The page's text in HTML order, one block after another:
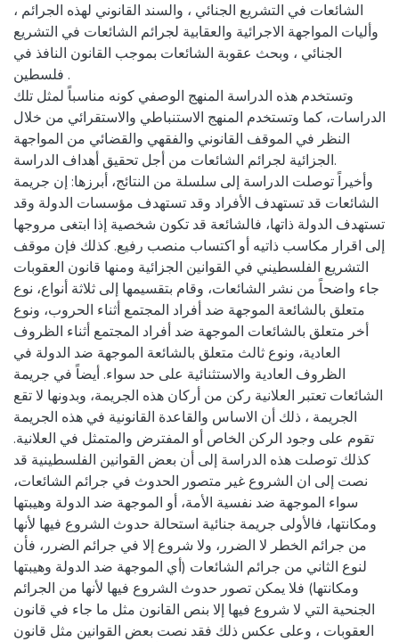
الشائعات في التشريع الجنائي ، والسند القانوني لهذه الجرائم ،
وأليات المواجهة الاجرائية والعقابية لجرائم الشائعات في التشريع
الجنائي ، وبحث عقوبة الشائعات بموجب القانون النافذ في
فلسطين .
وتستخدم هذه الدراسة المنهج الوصفي كونه مناسباً لمثل تلك
الدراسات، كما وتستخدم المنهج الاستنباطي والاستقرائي من خلال
النظر في الموقف القانوني والفقهي والقضائي من المواجهة
الجزائية لجرائم الشائعات من أجل تحقيق أهداف الدراسة.
وأخيراً توصلت الدراسة إلى سلسلة من النتائج، أبرزها: إن جريمة
الشائعات قد تستهدف الأفراد وقد تستهدف مؤسسات الدولة وقد
تستهدف الدولة ذاتها، فالشائعة قد تكون شخصية إذا ابتغى مروجها
إلى اقرار مكاسب ذاتيه أو اكتساب منصب رفيع. كذلك فإن موقف
التشريع الفلسطيني في القوانين الجزائية ومنها قانون العقوبات
جاء واضحاً من نشر الشائعات، وقام بتقسيمها إلى ثلاثة أنواع، نوع
متعلق بالشائعة الموجهة ضد أفراد المجتمع أثناء الحروب، ونوع
أخر متعلق بالشائعات الموجهة ضد أفراد المجتمع أثناء الظروف
العادية، ونوع ثالث متعلق بالشائعة الموجهة ضد الدولة في
الظروف العادية والاستثنائية على حد سواء. أيضاً في جريمة
الشائعات تعتبر العلانية ركن من أركان هذه الجريمة، وبدونها لا تقع
الجريمة ، ذلك أن الاساس والقاعدة القانونية في هذه الجريمة
تقوم على وجود الركن الخاص أو المفترض والمتمثل في العلانية.
كذلك توصلت هذه الدراسة إلى أن بعض القوانين الفلسطينية قد
نصت إلى ان الشروع غير متصور الحدوث في جرائم الشائعات،
سواء الموجهة ضد نفسية الأمة، أو الموجهة ضد الدولة وهيبتها
ومكانتها، فالأولى جريمة جنائية استحالة حدوث الشروع فيها لأنها
من جرائم الخطر لا الضرر، ولا شروع إلا في جرائم الضرر، فأن
لنوع الثاني من جرائم الشائعات (أي الموجهة ضد الدولة وهيبتها
ومكانتها) فلا يمكن تصور حدوث الشروع فيها لأنها من الجرائم
الجنحية التي لا شروع فيها إلا بنص القانون مثل ما جاء في قانون
العقوبات ، وعلى عكس ذلك فقد نصت بعض القوانين مثل قانون